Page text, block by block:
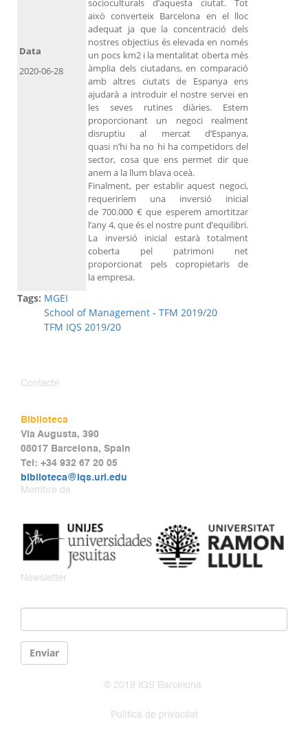
socioculturals d’aquesta ciutat. Tot
això converteix Barcelona en el lloc
adequat ja que la concentració dels
nostres objectius és elevada en només
un pocs km2 i la mentalitat oberta més
àmplia dels ciutadans, en comparació
amb altres ciutats de Espanya ens
ajudarà a introduir el nostre servei en
les seves rutines diàries. Estem
proporcionant un negoci realment
disruptiu al mercat d’Espanya,
quasi n’hi ha no hi ha competidors del
sector, cosa que ens permet dir que
anem a la llum blava oceà.
Finalment, per establir aquest negoci,
requeriríem una inversió inicial
de 700.000 € que esperem amortitzar
l’any 4, que és el nostre punt d’equilibri.
La inversió inicial estarà totalment
coberta pel patrimoni net
proporcionat pels copropietaris de
la empresa.
Data
2020-06-28
Tags: MGEI
School of Management - TFM 2019/20
TFM IQS 2019/20
Contacte
Biblioteca
Via Augusta, 390
08017 Barcelona, Spain
Tel: +34 932 67 20 05
biblioteca@iqs.url.edu
Membre de
Newsletter
Enviar
© 2019 IQS Barcelona.
Política de privacitat